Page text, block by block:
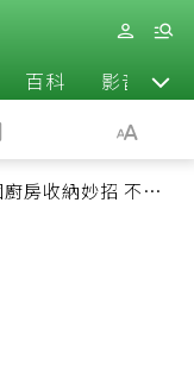
百科 影音
房收納妙招 不用